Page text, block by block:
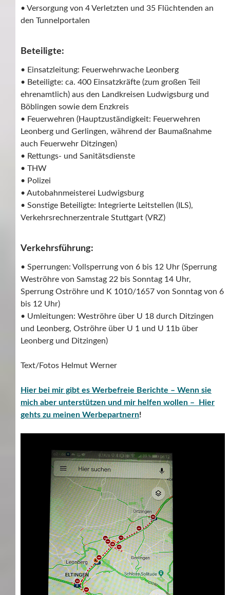
• Versorgung von 4 Verletzten und 35 Flüchtenden an
den Tunnelportalen
Beteiligte:
• Einsatzleitung: Feuerwehrwache Leonberg
• Beteiligte: ca. 400 Einsatzkräfte (zum großen Teil
ehrenamtlich) aus den Landkreisen Ludwigsburg und
Böblingen sowie dem Enzkreis
• Feuerwehren (Hauptzuständigkeit: Feuerwehren
Leonberg und Gerlingen, während der Baumaßnahme
auch Feuerwehr Ditzingen)
• Rettungs- und Sanitätsdienste
• THW
• Polizei
• Autobahnmeisterei Ludwigsburg
• Sonstige Beteiligte: Integrierte Leitstellen (ILS),
Verkehrsrechnerzentrale Stuttgart (VRZ)
Verkehrsführung:
• Sperrungen: Vollsperrung von 6 bis 12 Uhr (Sperrung
Weströhre von Samstag 22 bis Sonntag 14 Uhr,
Sperrung Oströhre und K 1010/1657 von Sonntag von 6
bis 12 Uhr)
• Umleitungen: Weströhre über U 18 durch Ditzingen
und Leonberg, Oströhre über U 1 und U 11b über
Leonberg und Ditzingen)
Text/Fotos Helmut Werner
Hier bei mir gibt es Werbefreie Berichte – Wenn sie
mich aber unterstützen und mir helfen wollen – Hier
gehts zu meinen Werbepartnern!